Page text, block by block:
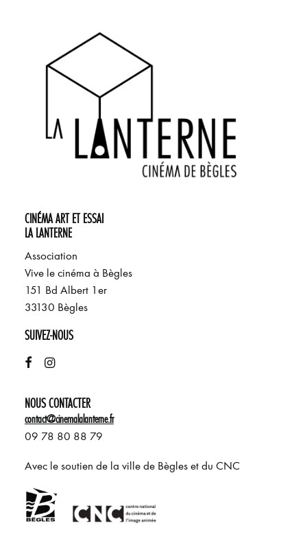
CINÉMA ART ET ESSAI
LA LANTERNE
Association
Vive le cinéma à Bègles
151 Bd Albert 1er
33130 Bègles
SUIVEZ-NOUS
NOUS CONTACTER
contact@cinemalalanterne.fr
09 78 80 88 79
Avec le soutien de la ville de Bègles et du CNC